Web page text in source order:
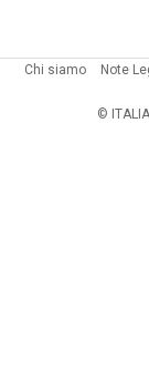
Chi siamo Note
©